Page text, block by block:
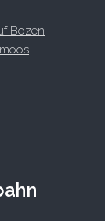
Bozen